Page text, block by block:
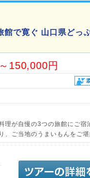
で寛ぐ 山口県どっ
150,000円
理が自慢の3つの旅館にご宿
、ご当地のうまいもんをご